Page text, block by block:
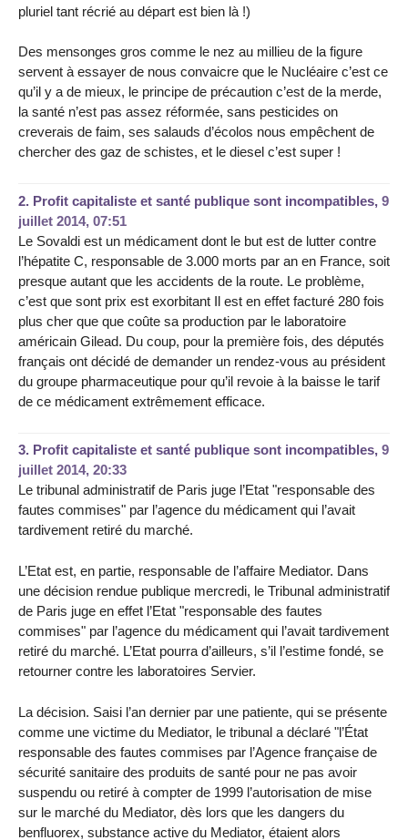
pluriel tant récrié au départ est bien là !)
Des mensonges gros comme le nez au millieu de la figure
servent à essayer de nous convaicre que le Nucléaire c’est ce
qu’il y a de mieux, le principe de précaution c’est de la merde,
la santé n’est pas assez réformée, sans pesticides on
creverais de faim, ses salauds d’écolos nous empêchent de
chercher des gaz de schistes, et le diesel c’est super !
2. Profit capitaliste et santé publique sont incompatibles, 9
juillet 2014, 07:51
Le Sovaldi est un médicament dont le but est de lutter contre
l’hépatite C, responsable de 3.000 morts par an en France, soit
presque autant que les accidents de la route. Le problème,
c’est que sont prix est exorbitant Il est en effet facturé 280 fois
plus cher que que coûte sa production par le laboratoire
américain Gilead. Du coup, pour la première fois, des députés
français ont décidé de demander un rendez-vous au président
du groupe pharmaceutique pour qu’il revoie à la baisse le tarif
de ce médicament extrêmement efficace.
3. Profit capitaliste et santé publique sont incompatibles, 9
juillet 2014, 20:33
Le tribunal administratif de Paris juge l’Etat "responsable des
fautes commises" par l’agence du médicament qui l’avait
tardivement retiré du marché.
L’Etat est, en partie, responsable de l’affaire Mediator. Dans
une décision rendue publique mercredi, le Tribunal administratif
de Paris juge en effet l’Etat "responsable des fautes
commises" par l’agence du médicament qui l’avait tardivement
retiré du marché. L’Etat pourra d’ailleurs, s’il l’estime fondé, se
retourner contre les laboratoires Servier.
La décision. Saisi l’an dernier par une patiente, qui se présente
comme une victime du Mediator, le tribunal a déclaré "l’État
responsable des fautes commises par l’Agence française de
sécurité sanitaire des produits de santé pour ne pas avoir
suspendu ou retiré à compter de 1999 l’autorisation de mise
sur le marché du Mediator, dès lors que les dangers du
benfluorex, substance active du Mediator, étaient alors